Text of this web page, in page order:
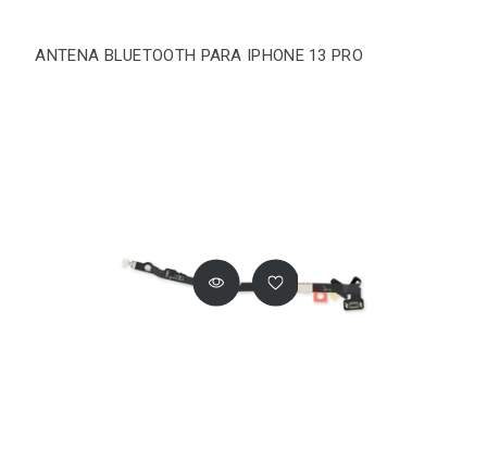
ANTENA BLUETOOTH PARA IPHONE 13 PRO